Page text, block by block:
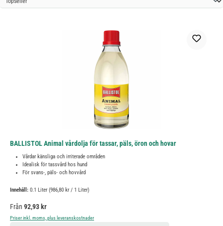
BALLISTOL Animal vårdolja för tassar, päls, öron och hovar
Vårdar känsliga och irriterade områden
Idealisk för tassvård hos hund
För svans-, päls- och hovvård
Innehåll: 0.1 Liter (986,80 kr / 1 Liter)
Ordinarie pris:
Från 92,93 kr
Priser inkl. moms, plus leveranskostnader